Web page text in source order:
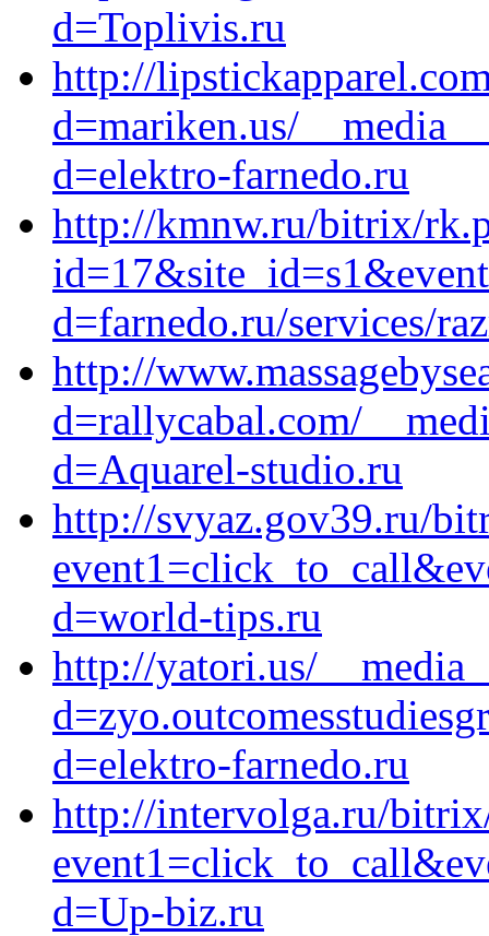
d=Toplivis.ru
http://
d=mariken.us/
d=elektro-farnedo.ru
http://kmnw.ru/bitrix/
d=farnedo.ru/services/
http://
d=rallycabal.com/
d=Aquarel-studio.ru
http://svyaz.gov39.ru/
d=world-tips.ru
http://yatori.us/
d=elektro-farnedo.ru
http://intervolga.ru/
d=Up-biz.ru